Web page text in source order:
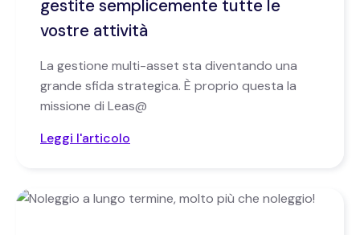
gestite semplicemente tutte le
vostre attività
La gestione multi-asset sta diventando una
grande sfida strategica. È proprio questa la
missione di Leas@
Leggi l'articolo